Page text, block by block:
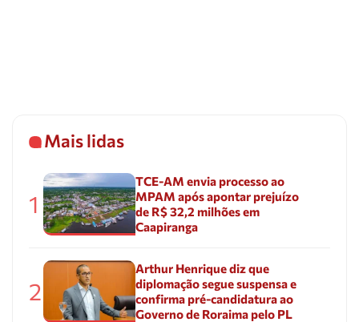
Mais lidas
1
TCE-AM envia processo ao
MPAM após apontar prejuízo
de R$ 32,2 milhões em
Caapiranga
2
Arthur Henrique diz que
diplomação segue suspensa e
confirma pré-candidatura ao
Governo de Roraima pelo PL